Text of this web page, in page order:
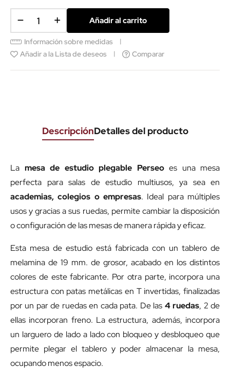
Añadir al carrito
Información sobre medidas
Añadir a la Lista de deseos
Comparar
DescripciónDetalles del producto
La mesa de estudio plegable Perseo es una mesa
perfecta para salas de estudio multiusos, ya sea en
academias, colegios o empresas. Ideal para múltiples
usos y gracias a sus ruedas, permite cambiar la disposición
o configuración de las mesas de manera rápida y eficaz.
Esta mesa de estudio está fabricada con un tablero de
melamina de 19 mm. de grosor, acabado en los distintos
colores de este fabricante. Por otra parte, incorpora una
estructura con patas metálicas en T invertidas, finalizadas
por un par de ruedas en cada pata. De las 4 ruedas, 2 de
ellas incorporan freno. La estructura, además, incorpora
un larguero de lado a lado con bloqueo y desbloqueo que
permite plegar el tablero y poder almacenar la mesa,
ocupando menos espacio.